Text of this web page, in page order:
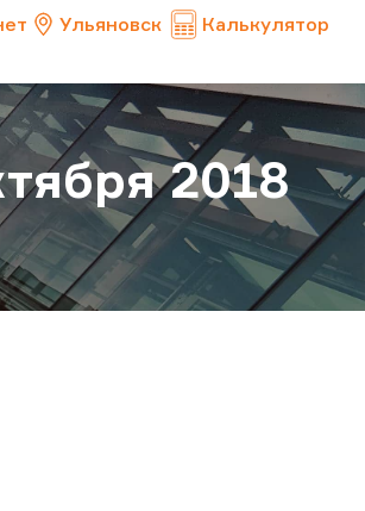
Ульяновск Калькулятор
2018